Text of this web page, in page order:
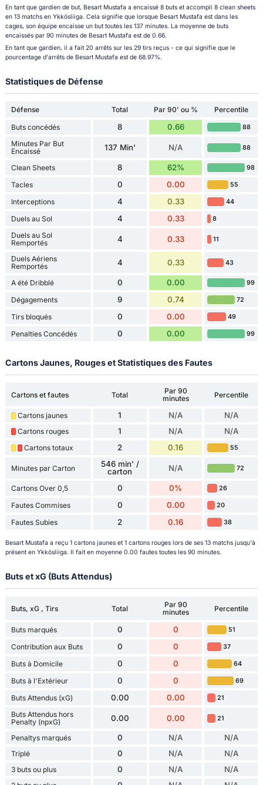
En tant que gardien de but, Besart Mustafa a encaissé 8 buts et accompli 8 clean sheets
en 13 matchs en Ykkösliiga. Cela signifie que lorsque Besart Mustafa est dans les
cages, son équipe encaisse un but toutes les 137 minutes. La moyenne de buts
encaissés par 90 minutes de Besart Mustafa est de 0.66.
En tant que gardien, il a fait 20 arrêts sur les 29 tirs reçus - ce qui signifie que le
pourcentage d'arrêts de Besart Mustafa est de 68.97%.
Statistiques de Défense
Défense Total Par 90' ou %
Percentile
Buts concédés
8 0.66 88
Minutes Par But
Encaissé
137 Min' N/A 88
Clean Sheets 8 62% 98
Tacles 0 0.00 55
Interceptions 4 0.33 44
Duels au Sol 4 0.33 8
Duels au Sol
Remportés
4 0.33 11
Duels Aériens
Remportés
4 0.33 43
A été Dribblé 0 0.00 99
Dégagements 9 0.74 72
Tirs bloqués 0 0.00 49
Penalties Concédés 0 0.00 99
Cartons Jaunes, Rouges et Statistiques des Fautes
Cartons et fautes Total
Par 90
minutes
Percentile
Cartons jaunes 1 N/A N/A
Cartons rouges 1 N/A N/A
Cartons totaux 2 0.16 55
Minutes par Carton
546 min' /
carton
N/A 72
Cartons Over 0,5 0 0% 26
Fautes Commises 0 0.00 20
Fautes Subies 2 0.16 38
Besart Mustafa a reçu 1 cartons jaunes et 1 cartons rouges lors de ses 13 matchs jusqu'à
présent en Ykkösliiga. Il fait en moyenne 0.00 fautes toutes les 90 minutes.
Buts et xG (Buts Attendus)
Buts, xG , Tirs Total
Par 90
minutes
Percentile
Buts marqués 0 0 51
Contribution aux Buts 0 0 37
Buts à Domicile 0 0 64
Buts à l'Extérieur 0 0 69
Buts Attendus (xG) 0.00 0.00 21
Buts Attendus hors
Penalty (npxG)
0.00 0.00 21
Penaltys marqués 0 N/A N/A
Triplé 0 N/A N/A
3 buts ou plus 0 N/A N/A